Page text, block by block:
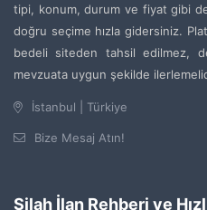
tipi, konum, durum ve fiyat gibi
doğru seçime hızla gidersiniz.
bedeli siteden tahsil edilmez,
mevzuata uygun şekilde
İstanbul | Türkiye
Bize Mesaj Atın!
Silah İlan Rehberi ve